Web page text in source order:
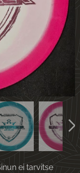
ei tarvitse